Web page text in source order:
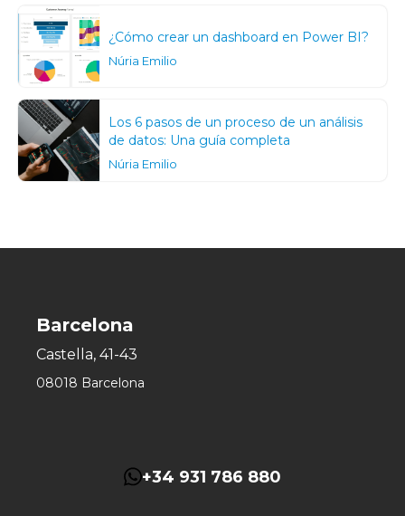
¿Cómo crear un dashboard en Power BI?
Núria Emilio
Los 6 pasos de un proceso de un análisis
de datos: Una guía completa
Núria Emilio
Barcelona
Castella, 41-43
08018 Barcelona
+34 931 786 880